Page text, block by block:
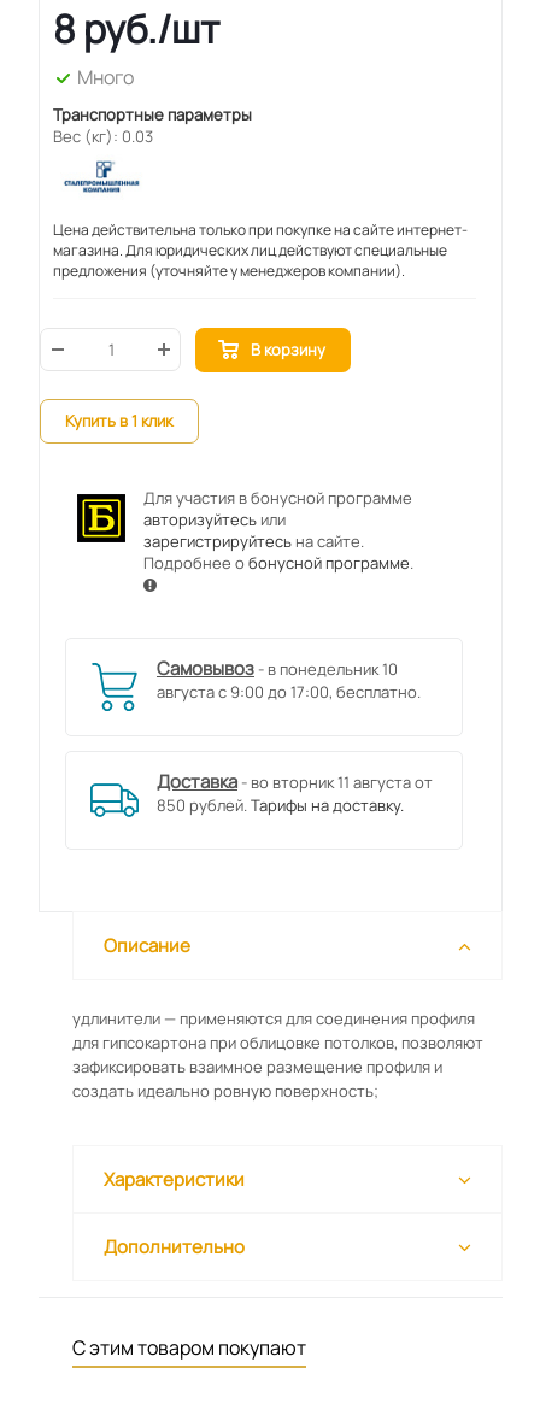
8 руб./шт
Много
Транспортные параметры
Вес (кг): 0.03
Цена действительна только при покупке на сайте интернет-
магазина. Для юридических лиц действуют специальные
предложения (уточняйте у менеджеров компании).
В корзину
Купить в 1 клик
Для участия в бонусной программе
авторизуйтесьили
зарегистрируйтесьна сайте.
Подробнее обонусной программе.
Самовывоз - в понедельник 10
августа с 9:00 до 17:00, бесплатно.
Доставка - во вторник 11 августа от
850 рублей.Тарифы на доставку.
Описание
удлинители — применяются для соединения профиля
для гипсокартона при облицовке потолков, позволяют
зафиксировать взаимное размещение профиля и
создать идеально ровную поверхность;
Характеристики
Дополнительно
С этим товаром покупают